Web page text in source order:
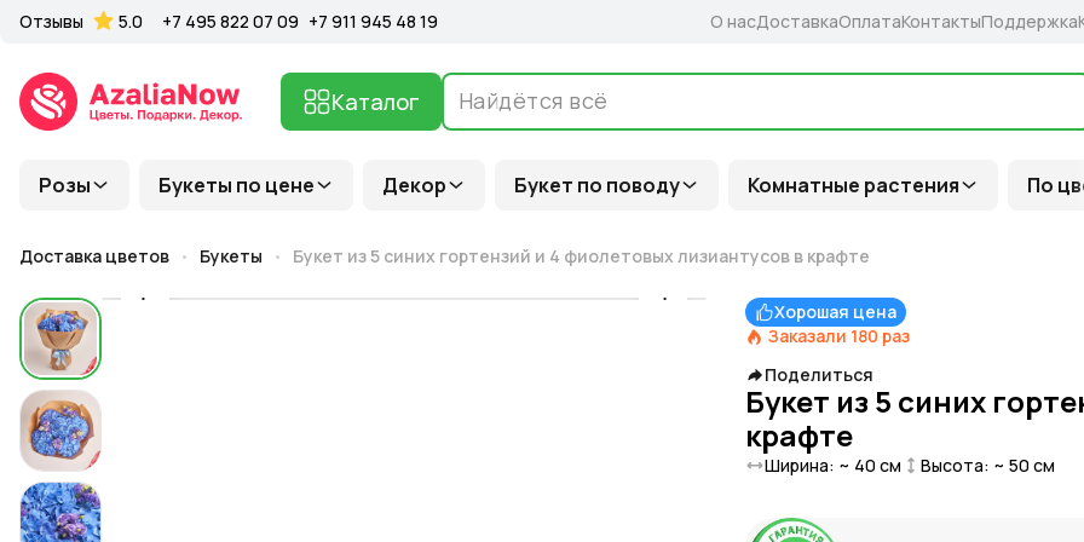
Розы Букеты по цене Декор Букет по поводу Комнатные растения По
Каталог
Отзывы 5.0 +7 495 822 07 09 +7 911 945 48 19 О насДоставкаОплатаКонтактыПоддержка
Доставка цветов Букеты Букет из 5 синих гортензий и 4 фиолетовых лизиантусов в крафте
Хорошая цена
Заказали 180 раз
Поделиться
Букет из 5 синих
крафте
Ширина: ~ 40 см Высота: ~ 50 см